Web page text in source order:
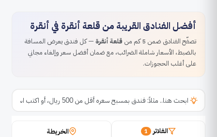
أفضل الفنادق القريبة من قلعة أنقرة في أنقرة
تصفّح الفنادق ضمن 5 كم من قلعة أنقرة— كل فندق يعرض المسافة
بالضبط، الأسعار شاملة الضرائب، مع ضمان أفضل سعر وإلغاء مجاني
على أغلب الحجوزات.
الفلاتر 1 الخريطة